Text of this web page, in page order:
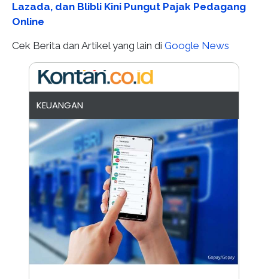
Lazada, dan Blibli Kini Pungut Pajak Pedagang
Online
Cek Berita dan Artikel yang lain di Google News
KEUANGAN